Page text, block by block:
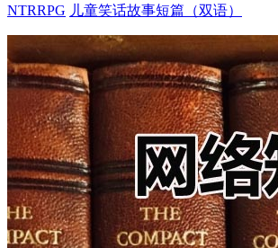
NTRRPG 儿童笑话故事短篇（双语）